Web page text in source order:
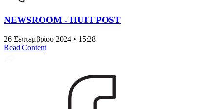
NEWSROOM - HUFFPOST
26 Σεπτεμβρίου 2024 • 15:28
Read Content